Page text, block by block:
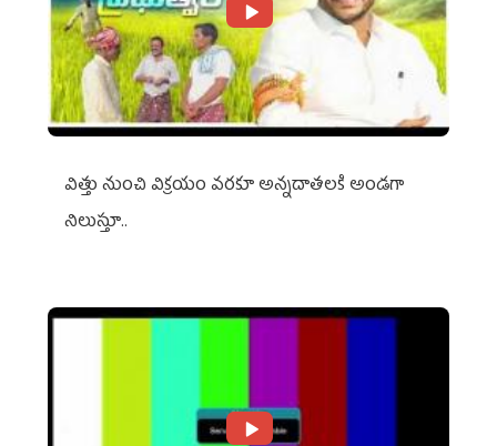
విత్తు నుంచి విక్రయం వరకూ అన్నదాతలకి అండగా
నిలుస్తూ..